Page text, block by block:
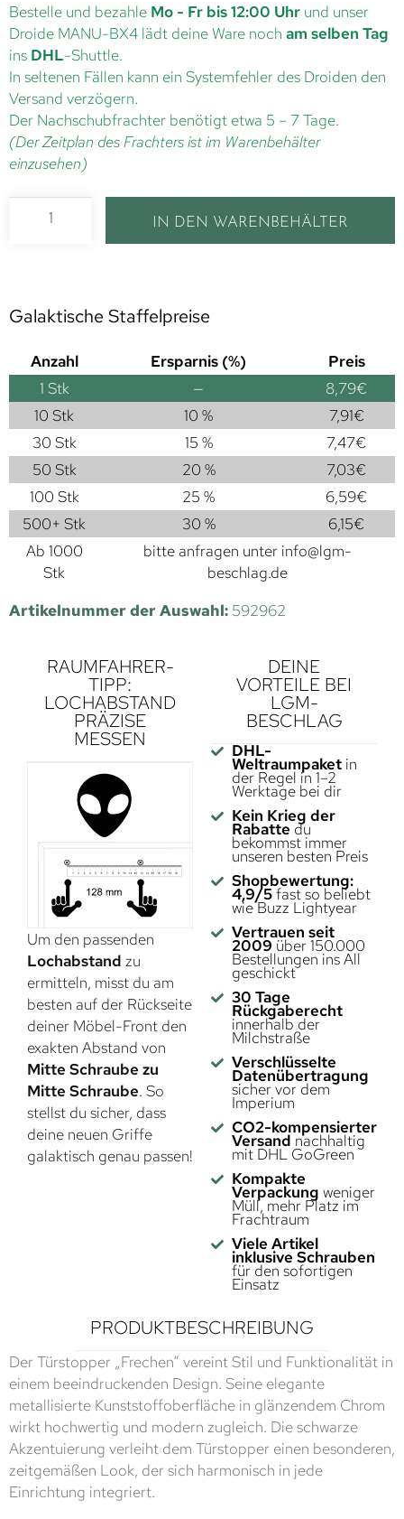
Bestelle und bezahle Mo - Fr bis 12:00 Uhr und unser
Droide MANU-BX4 lädt deine Ware noch am selben Tag
ins DHL-Shuttle.
In seltenen Fällen kann ein Systemfehler des Droiden den
Versand verzögern.
Der Nachschubfrachter benötigt etwa 5 – 7 Tage.
(Der Zeitplan des Frachters ist im Warenbehälter
einzusehen)
IN DEN WARENBEHÄLTER
Galaktische Staffelpreise
Anzahl Ersparnis (%)
Preis
1 Stk — 8,79€
10 Stk
10 % 7,91€
30 Stk
15 % 7,47€
50 Stk
20 % 7,03€
100 Stk
25 % 6,59€
500+ Stk
30 % 6,15€
Ab 1000
Stk
bitte anfragen unter info@lgm-
beschlag.de
Artikelnummer der Auswahl: 592962
RAUMFAHRER-
TIPP:
LOCHABSTAND
PRÄZISE
MESSEN
Um den passenden
Lochabstand zu
ermitteln, misst du am
besten auf der Rückseite
deiner Möbel-Front den
exakten Abstand von
Mitte Schraube zu
Mitte Schraube. So
stellst du sicher, dass
deine neuen Griffe
galaktisch genau passen!
DEINE
VORTEILE BEI
LGM-
BESCHLAG
DHL-
Weltraumpaketin
der Regel in 1–2
Werktage bei dir
Kein Krieg der
Rabatte du
bekommst immer
unseren besten Preis
Shopbewertung:
4,9/5fast so beliebt
wie Buzz Lightyear
Vertrauen seit
2009 über 150.000
Bestellungen ins All
geschickt
30 Tage
Rückgaberecht
innerhalb der
Milchstraße
Verschlüsselte
Datenübertragung
sicher vor dem
Imperium
CO2-kompensierter
Versand nachhaltig
mit DHL GoGreen
Kompakte
Verpackung weniger
Müll, mehr Platz im
Frachtraum
Viele Artikel
inklusive Schrauben
für den sofortigen
Einsatz
PRODUKTBESCHREIBUNG
Der Türstopper „Frechen“ vereint Stil und Funktionalität in
einem beeindruckenden Design. Seine elegante
metallisierte Kunststoffoberfläche in glänzendem Chrom
wirkt hochwertig und modern zugleich. Die schwarze
Akzentuierung verleiht dem Türstopper einen besonderen,
zeitgemäßen Look, der sich harmonisch in jede
Einrichtung integriert.